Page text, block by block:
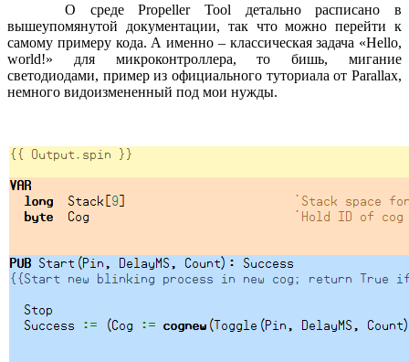
О среде Propeller Tool детально расписано в
вышеупомянутой документации, так что можно перейти к
самому примеру кода. А именно – классическая задача «Hello,
world!» для микроконтроллера, то бишь, мигание
светодиодами, пример из официального туториала от Parallax,
немного видоизмененный под мои нужды.